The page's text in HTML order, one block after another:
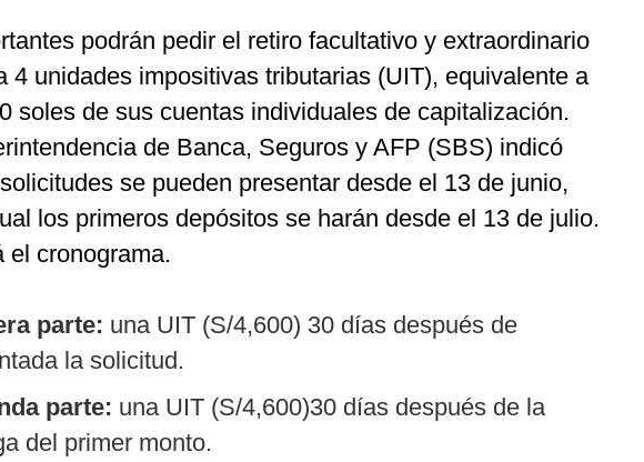
podrán pedir el retiro facultativo y extraordinario
4 unidades impositivas tributarias (UIT), equivalente a
soles de sus cuentas individuales de capitalización.
de Banca, Seguros y AFP (SBS) indicó
se pueden presentar desde el 13 de junio,
los primeros depósitos se harán desde el 13 de julio.
el cronograma.
parte: una UIT (S/4,600) 30 días después de
la solicitud.
parte: una UIT (S/4,600)30 días después de la
del primer monto.